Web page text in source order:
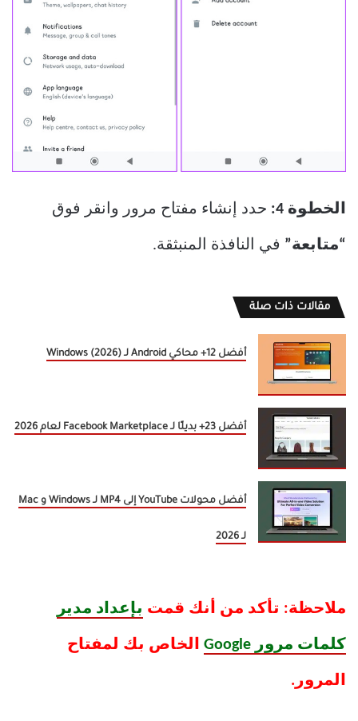
الخطوة 4: حدد إنشاء مفتاح مرور وانقر فوق
“متابعة” في النافذة المنبثقة.
مقالات ذات صلة
أفضل 12+ محاكي Android لـ Windows (2026)
أفضل 23+ بديلًا لـ Facebook Marketplace لعام 2026
أفضل محولات YouTube إلى MP4 لـ Windows و Mac
لـ 2026
ملاحظة: تأكد من أنك قمت بإعداد مدير
كلمات مرور Google الخاص بك لمفتاح
المرور.